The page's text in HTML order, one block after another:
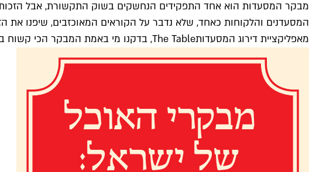
מבקר המסעדות הוא אחד התפקידים הנחשקים בשוק התקשורת, אבל הזכות
המסעדנים והלקוחות כאחד, שלא נדבר על הקוראים המאוכזבים, שיפנו
מאפליקציית דירוג המסעדותThe Table, בדקנו מי באמת המבקר הכי קשוח